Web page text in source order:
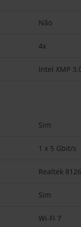
Não
4x
Intel XMP
Sim
1 x 5 Gbit/s
Realtek 8126
Sim
Wi-Fi 7